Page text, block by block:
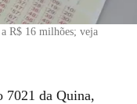
R$ 16 milhões; veja
7021 da Quina,